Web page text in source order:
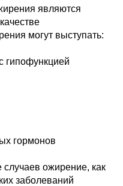
являются
могут выступать:
гипофункцией
гормонов
ожирение, как
заболеваний